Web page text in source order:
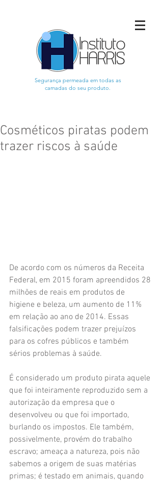
Segurança permeada em todas as
camadas do seu produto.
Cosméticos piratas podem
trazer riscos à saúde
De acordo com os números da Receita
Federal, em 2015 foram apreendidos 28
milhões de reais em produtos de
higiene e beleza, um aumento de 11%
em relação ao ano de 2014. Essas
falsificações podem trazer prejuízos
para os cofres públicos e também
sérios problemas à saúde.
É considerado um produto pirata aquele
que foi inteiramente reproduzido sem a
autorização da empresa que o
desenvolveu ou que foi importado,
burlando os impostos. Ele também,
possivelmente, provém do trabalho
escravo; ameaça a natureza, pois não
sabemos a origem de suas matérias
primas; é testado em animais, quando